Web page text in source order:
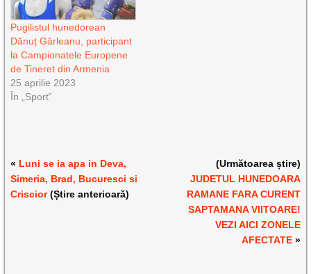
Pugilistul hunedorean
Dănuț Gârleanu, participant
la Campionatele Europene
de Tineret din Armenia
25 aprilie 2023
În „Sport”
« Luni se ia apa in Deva,
Simeria, Brad, Bucuresci si
Criscior(Știre anterioară)
(Următoarea știre)
JUDETUL HUNEDOARA
RAMANE FARA CURENT
SAPTAMANA VIITOARE!
VEZI AICI ZONELE
AFECTATE»